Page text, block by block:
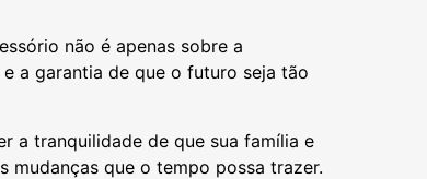
não é apenas sobre a
a garantia de que o futuro seja tão
a tranquilidade de que sua família e
mudanças que o tempo possa trazer.